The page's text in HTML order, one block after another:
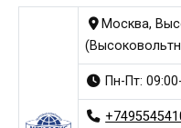
Москва,
Пн-Пт: